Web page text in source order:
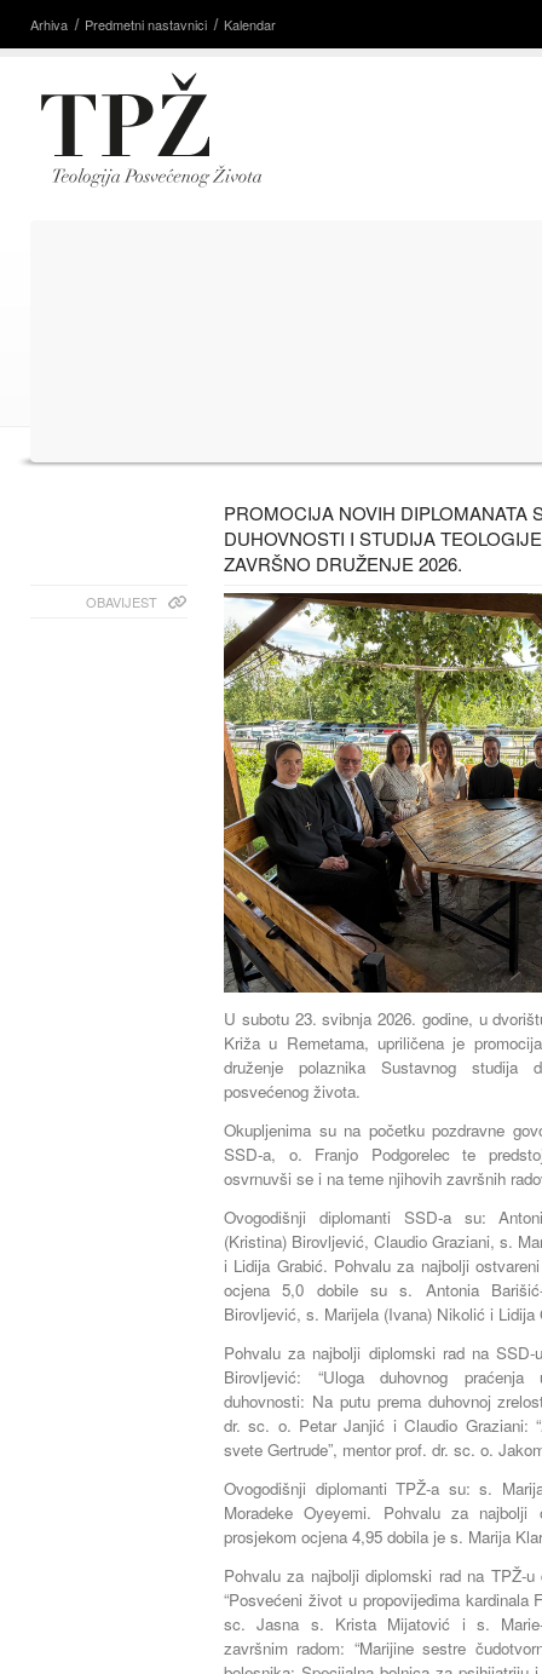
Arhiva Predmetni nastavnici Kalendar
PROMOCIJA NOVIH DIPLOMANATA
DUHOVNOSTI I STUDIJA
ZAVRŠNO DRUŽENJE 2026.
OBAVIJEST
U subotu 23. svibnja 2026. godine, u
Križa u Remetama, upriličena je
druženje polaznika Sustavnog studija
posvećenog života.
Okupljenima su na početku pozdravne
SSD-a, o. Franjo Podgorelec te
osvrnuvši se i na teme njihovih završnih
Ovogodišnji diplomanti SSD-a su:
(Kristina) Birovljević, Claudio Graziani, s.
i Lidija Grabić. Pohvalu za najbolji
ocjena 5,0 dobile su s. Antonia
Birovljević, s. Marijela (Ivana) Nikolić i Lidija
Pohvalu za najbolji diplomski rad na
Birovljević: “Uloga duhovnog
duhovnosti: Na putu prema duhovnoj
dr. sc. o. Petar Janjić i Claudio Graziani: “
svete Gertrude”, mentor prof. dr. sc. o.
Ovogodišnji diplomanti TPŽ-a su: s.
Moradeke Oyeyemi. Pohvalu za
prosjekom ocjena 4,95 dobila je s. Marija
Pohvalu za najbolji diplomski rad na TPŽ-
“Posvećeni život u propovijedima kardinala
sc. Jasna s. Krista Mijatović i s.
završnim radom: “Marijine sestre